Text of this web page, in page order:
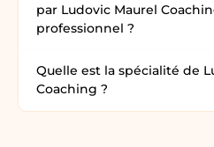
par Ludovic Maurel
professionnel ?
Quelle est la spécialité de
Coaching ?